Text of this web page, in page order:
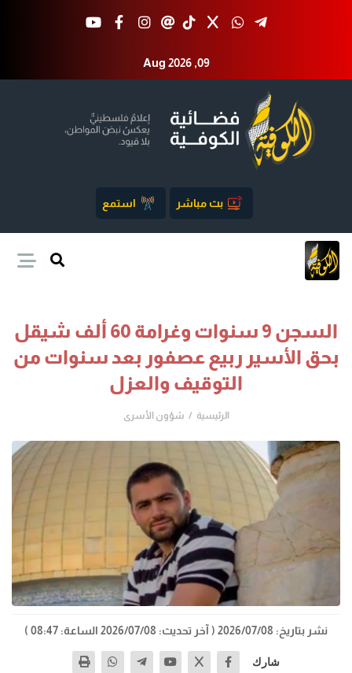
Aug 2026 ,09
بث مباشر استمع
السجن 9 سنوات وغرامة 60 ألف شيقل
بحق الأسير ربيع عصفور بعد سنوات من
التوقيف والعزل
الرئيسية شؤون الأسرى
نشر بتاريخ: 2026/07/08 ( آخر تحديث: 2026/07/08 الساعة: 08:47 )
شارك